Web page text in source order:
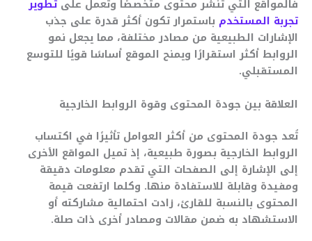
فالمواقع التي تنشر محتوى متخصصًا وتعمل على تطوير
تجربة المستخدم باستمرار تكون أكثر قدرة على جذب
الإشارات الطبيعية من مصادر مختلفة، مما يجعل نمو
الروابط أكثر استقرارًا ويمنح الموقع أساسًا قويًا للتوسع
المستقبلي.
العلاقة بين جودة المحتوى وقوة الروابط الخارجية
تُعد جودة المحتوى من أكثر العوامل تأثيرًا في اكتساب
الروابط الخارجية بصورة طبيعية، إذ تميل المواقع الأخرى
إلى الإشارة إلى الصفحات التي تقدم معلومات دقيقة
ومفيدة وقابلة للاستفادة منها. وكلما ارتفعت قيمة
المحتوى بالنسبة للقارئ، زادت احتمالية مشاركته أو
الاستشهاد به ضمن مقالات ومصادر أخرى ذات صلة.